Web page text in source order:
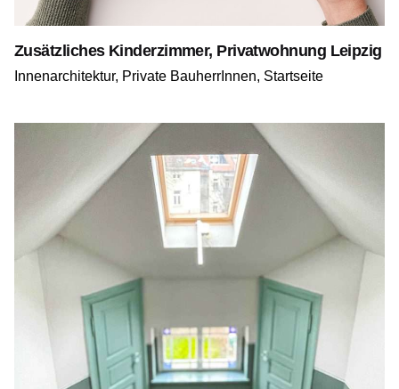
Zusätzliches Kinderzimmer, Privatwohnung Leipzig
Innenarchitektur Private BauherrInnen Startseite